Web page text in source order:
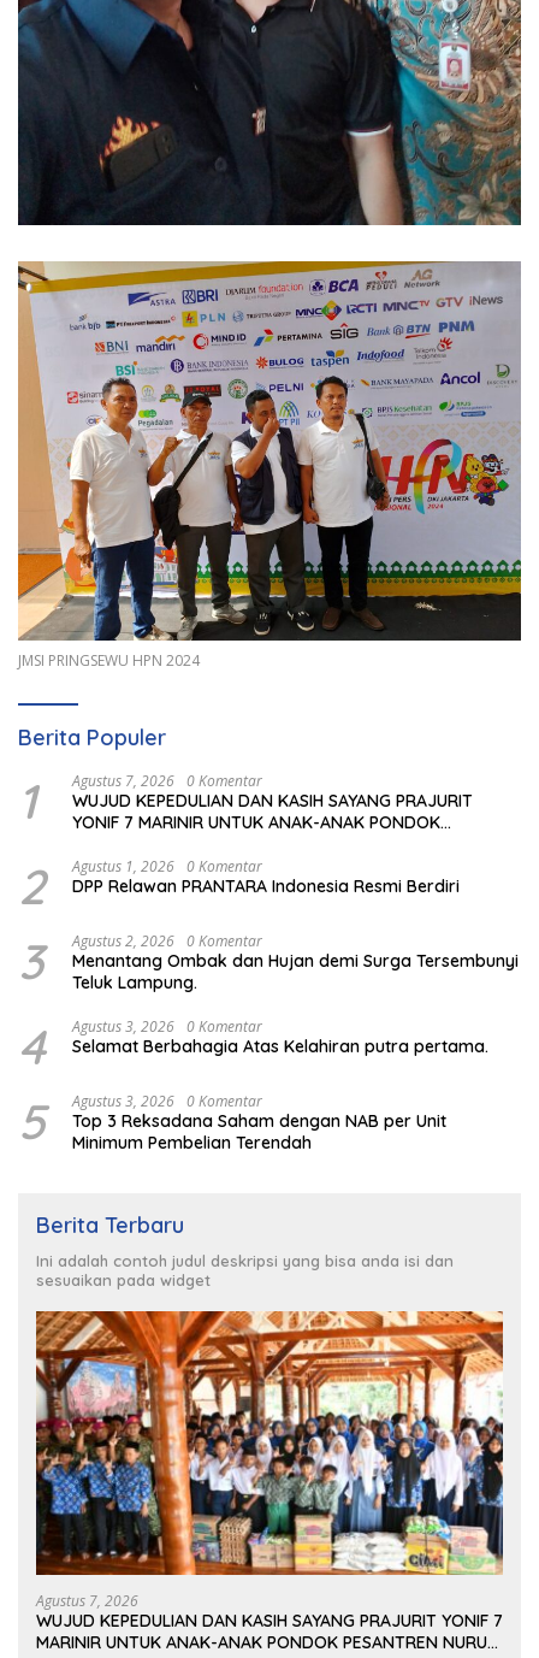
JMSI PRINGSEWU HPN 2024
Berita Populer
1 Agustus 7, 2026 0 Komentar
WUJUD KEPEDULIAN DAN KASIH SAYANG PRAJURIT
YONIF 7 MARINIR UNTUK ANAK-ANAK PONDOK
2 Agustus 1, 2026 0 Komentar
DPP Relawan PRANTARA Indonesia Resmi Berdiri
3 Agustus 2, 2026 0 Komentar
Menantang Ombak dan Hujan demi Surga Tersembunyi
Teluk Lampung.
4 Agustus 3, 2026 0 Komentar
Selamat Berbahagia Atas Kelahiran putra pertama.
5 Agustus 3, 2026 0 Komentar
Top 3 Reksadana Saham dengan NAB per Unit
Minimum Pembelian Terendah
Berita Terbaru
Ini adalah contoh judul deskripsi yang bisa anda isi dan
sesuaikan pada widget
Agustus 7, 2026
WUJUD KEPEDULIAN DAN KASIH SAYANG PRAJURIT YONIF 7
MARINIR UNTUK ANAK-ANAK PONDOK PESANTREN NURUL